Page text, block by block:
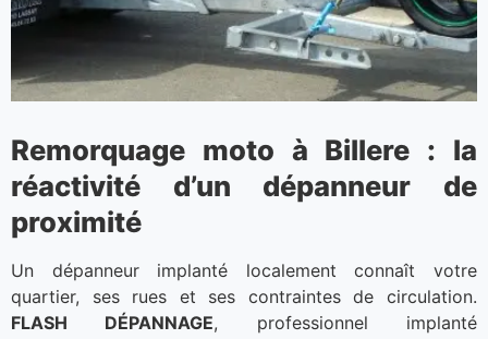
Remorquage moto à Billere : la
réactivité d’un dépanneur de
proximité
Un dépanneur implanté localement connaît votre
quartier, ses rues et ses contraintes de circulation.
FLASH DÉPANNAGE, professionnel implanté